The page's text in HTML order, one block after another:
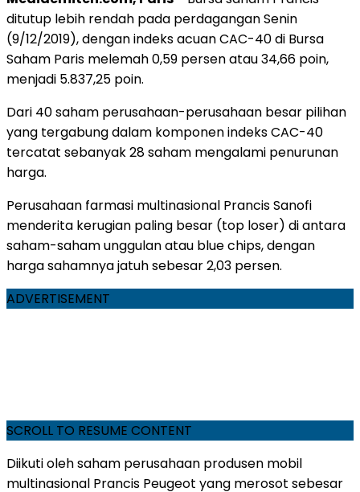
ditutup lebih rendah pada perdagangan Senin
(9/12/2019), dengan indeks acuan CAC-40 di Bursa
Saham Paris melemah 0,59 persen atau 34,66 poin,
menjadi 5.837,25 poin.
Dari 40 saham perusahaan-perusahaan besar pilihan
yang tergabung dalam komponen indeks CAC-40
tercatat sebanyak 28 saham mengalami penurunan
harga.
Perusahaan farmasi multinasional Prancis Sanofi
menderita kerugian paling besar (top loser) di antara
saham-saham unggulan atau blue chips, dengan
harga sahamnya jatuh sebesar 2,03 persen.
ADVERTISEMENT
SCROLL TO RESUME CONTENT
Diikuti oleh saham perusahaan produsen mobil
multinasional Prancis Peugeot yang merosot sebesar